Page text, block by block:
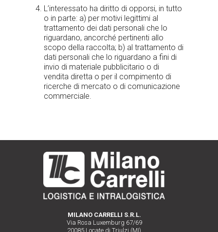
L’interessato ha diritto di opporsi, in tutto
o in parte: a) per motivi legittimi al
trattamento dei dati personali che lo
riguardano, ancorché pertinenti allo
scopo della raccolta; b) al trattamento di
dati personali che lo riguardano a fini di
invio di materiale pubblicitario o di
vendita diretta o per il compimento di
ricerche di mercato o di comunicazione
commerciale.
MILANO CARRELLI S.R.L.
Via Rosa Luxemburg 67/69
20085 Locate di Triulzi (MI)